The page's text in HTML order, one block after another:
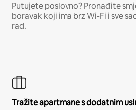
Putujete poslovno? Pronađite
boravak koji ima brz Wi-Fi i sve
rad.
Tražite apartmane s dodatnim